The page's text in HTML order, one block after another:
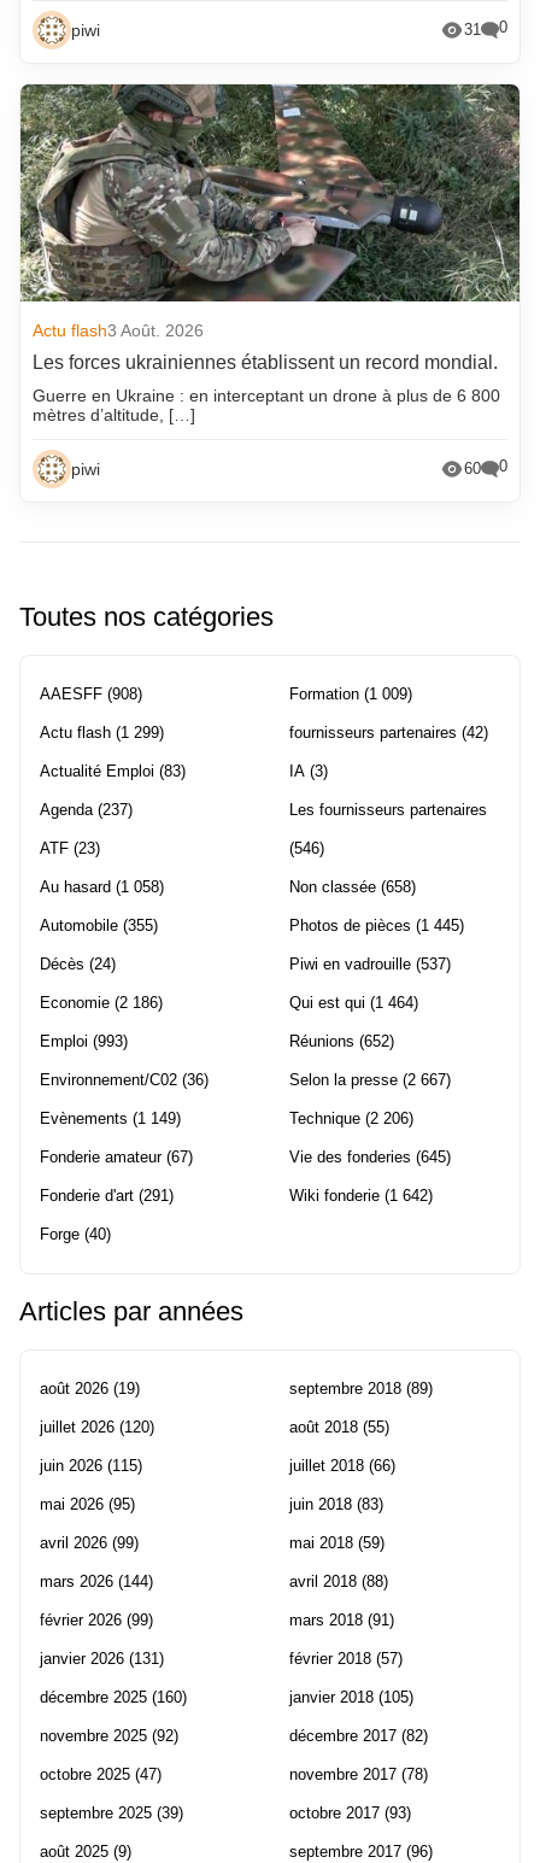
piwi 31 0
Actu flash3 Août. 2026
Les forces ukrainiennes établissent un record mondial.
Guerre en Ukraine : en interceptant un drone à plus de 6 800
mètres d’altitude, […]
piwi 60 0
Toutes nos catégories
AAESFF (908)
Actu flash (1 299)
Actualité Emploi (83)
Agenda(237)
ATF (23)
Au hasard (1 058)
Automobile (355)
Décès (24)
Economie (2 186)
Emploi (993)
Environnement/C02 (36)
Evènements (1 149)
Fonderie amateur(67)
Fonderie d'art (291)
Forge (40)
Formation (1 009)
fournisseurs partenaires (42)
IA (3)
Les fournisseurs partenaires
(546)
Non classée (658)
Photos de pièces (1 445)
Piwi en vadrouille (537)
Qui est qui (1 464)
Réunions (652)
Selon la presse (2 667)
Technique (2 206)
Vie des fonderies (645)
Wiki fonderie (1 642)
Articles par années
août 2026 (19)
juillet 2026 (120)
juin 2026 (115)
mai 2026 (95)
avril 2026 (99)
mars 2026 (144)
février 2026 (99)
janvier 2026 (131)
décembre 2025 (160)
novembre 2025 (92)
octobre 2025 (47)
septembre 2025 (39)
août 2025 (9)
septembre 2018 (89)
août 2018 (55)
juillet 2018 (66)
juin 2018 (83)
mai 2018 (59)
avril 2018 (88)
mars 2018 (91)
février 2018 (57)
janvier 2018 (105)
décembre 2017 (82)
novembre 2017 (78)
octobre 2017 (93)
septembre 2017 (96)